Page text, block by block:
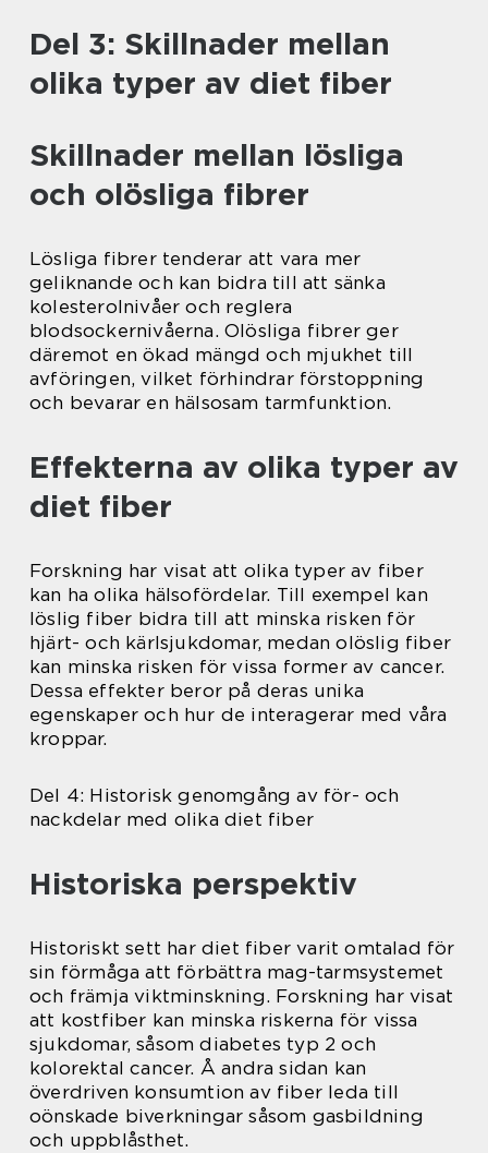
Del 3: Skillnader mellan
olika typer av diet fiber
Skillnader mellan lösliga
och olösliga fibrer
Lösliga fibrer tenderar att vara mer
geliknande och kan bidra till att sänka
kolesterolnivåer och reglera
blodsockernivåerna. Olösliga fibrer ger
däremot en ökad mängd och mjukhet till
avföringen, vilket förhindrar förstoppning
och bevarar en hälsosam tarmfunktion.
Effekterna av olika typer av
diet fiber
Forskning har visat att olika typer av fiber
kan ha olika hälsofördelar. Till exempel kan
löslig fiber bidra till att minska risken för
hjärt- och kärlsjukdomar, medan olöslig fiber
kan minska risken för vissa former av cancer.
Dessa effekter beror på deras unika
egenskaper och hur de interagerar med våra
kroppar.
Del 4: Historisk genomgång av för- och
nackdelar med olika diet fiber
Historiska perspektiv
Historiskt sett har diet fiber varit omtalad för
sin förmåga att förbättra mag-tarmsystemet
och främja viktminskning. Forskning har visat
att kostfiber kan minska riskerna för vissa
sjukdomar, såsom diabetes typ 2 och
kolorektal cancer. Å andra sidan kan
överdriven konsumtion av fiber leda till
oönskade biverkningar såsom gasbildning
och uppblåsthet.